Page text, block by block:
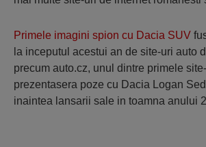
Primele imagini spion cu Dacia SUV
la inceputul acestui an de site-uri auto
precum auto.cz, unul dintre primele
prezentasera poze cu Dacia Logan
inaintea lansarii sale in toamna anului